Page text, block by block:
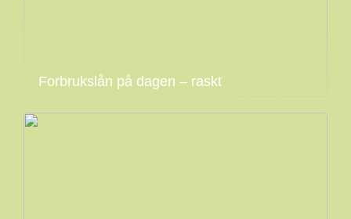
Forbrukslån på dagen – raskt